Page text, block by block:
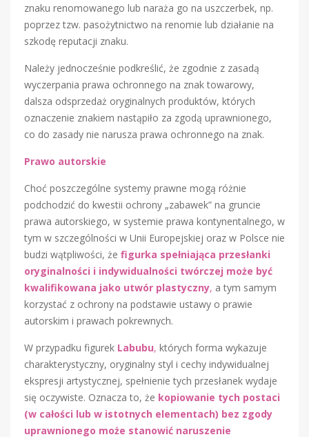
znaku renomowanego lub naraża go na uszczerbek, np.
poprzez tzw. pasożytnictwo na renomie lub działanie na
szkodę reputacji znaku.
Należy jednocześnie podkreślić, że zgodnie z zasadą
wyczerpania prawa ochronnego na znak towarowy,
dalsza odsprzedaż oryginalnych produktów, których
oznaczenie znakiem nastąpiło za zgodą uprawnionego,
co do zasady nie narusza prawa ochronnego na znak.
Prawo autorskie
Choć poszczególne systemy prawne mogą różnie
podchodzić do kwestii ochrony „zabawek” na gruncie
prawa autorskiego, w systemie prawa kontynentalnego, w
tym w szczególności w Unii Europejskiej oraz w Polsce nie
budzi wątpliwości, że figurka spełniająca przesłanki
oryginalności i indywidualności twórczej może być
kwalifikowana jako utwór plastyczny, a tym samym
korzystać z ochrony na podstawie ustawy o prawie
autorskim i prawach pokrewnych.
W przypadku figurek Labubu, których forma wykazuje
charakterystyczny, oryginalny styl i cechy indywidualnej
ekspresji artystycznej, spełnienie tych przesłanek wydaje
się oczywiste. Oznacza to, że kopiowanie tych postaci
(w całości lub w istotnych elementach) bez zgody
uprawnionego może stanowić naruszenie